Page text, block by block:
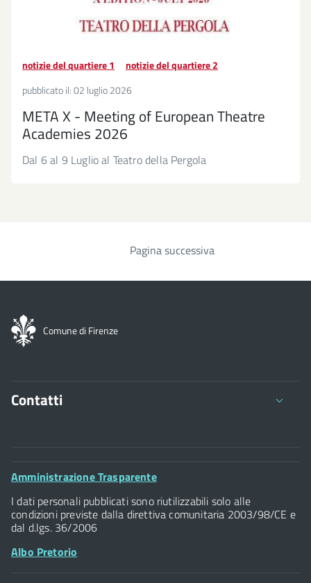
notizie del quartiere 1
notizie del quartiere 2
pubblicato il:02 luglio 2026
META X - Meeting of European Theatre
Academies 2026
Dal 6 al 9 Luglio al Teatro della Pergola
Pagina successiva
Comune di Firenze
Contatti
Comune di Firenze
Palazzo Vecchio
Piazza della Signoria - 50122, Firenze
P.IVA 01307110484
Footer
Amministrazione Trasparente
I dati personali pubblicati sono riutilizzabili solo alle
condizioni previste dalla direttiva comunitaria 2003/98/CE e
dal d.lgs. 36/2006
Albo Pretorio